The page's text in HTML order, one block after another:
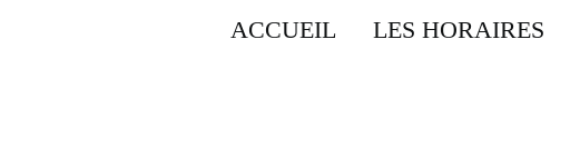
ACCUEIL LES HORAIRES